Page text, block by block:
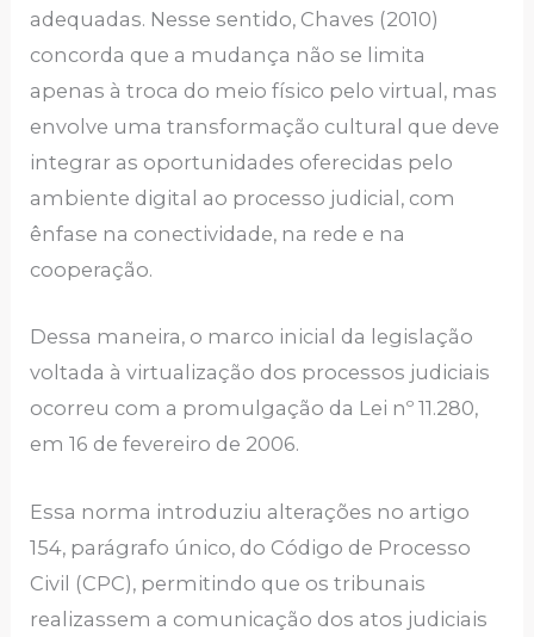
adequadas. Nesse sentido, Chaves (2010)
concorda que a mudança não se limita
apenas à troca do meio físico pelo virtual, mas
envolve uma transformação cultural que deve
integrar as oportunidades oferecidas pelo
ambiente digital ao processo judicial, com
ênfase na conectividade, na rede e na
cooperação.
Dessa maneira, o marco inicial da legislação
voltada à virtualização dos processos judiciais
ocorreu com a promulgação da Lei nº 11.280,
em 16 de fevereiro de 2006.
Essa norma introduziu alterações no artigo
154, parágrafo único, do Código de Processo
Civil (CPC), permitindo que os tribunais
realizassem a comunicação dos atos judiciais